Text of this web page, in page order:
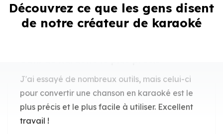
Découvrez ce que les gens disent
de notre créateur de karaoké
Outil de karaoké le plus précis
travail !
Aiko Tanaka
Étudiante en chant